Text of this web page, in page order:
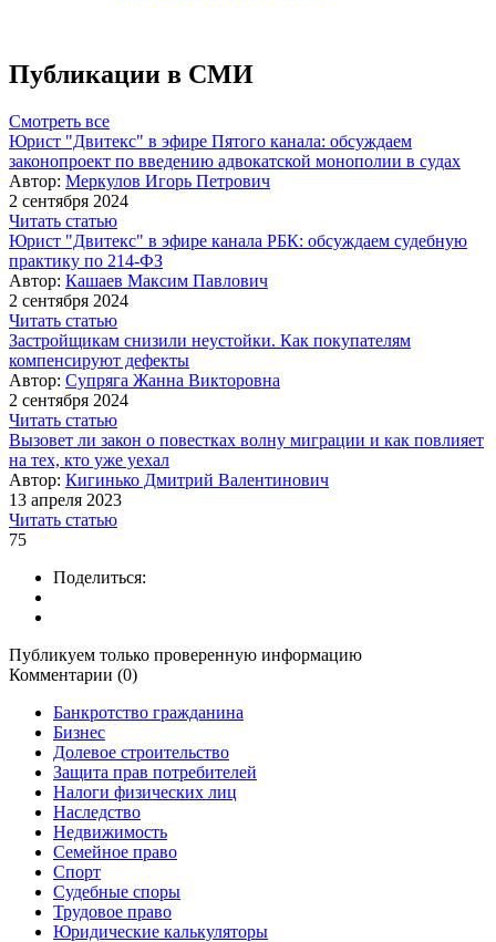
Публикации в СМИ
Смотреть все
Юрист "Двитекс" в эфире Пятого канала: обсуждаем
законопроект по введению адвокатской монополии в судах
Автор: Меркулов Игорь Петрович
2 сентября 2024
Читать статью
Юрист "Двитекс" в эфире канала РБК: обсуждаем судебную
практику по 214-ФЗ
Автор: Кашаев Максим Павлович
2 сентября 2024
Читать статью
Застройщикам снизили неустойки. Как покупателям
компенсируют дефекты
Автор: Супряга Жанна Викторовна
2 сентября 2024
Читать статью
Вызовет ли закон о повестках волну миграции и как повлияет
на тех, кто уже уехал
Автор: Кигинько Дмитрий Валентинович
13 апреля 2023
Читать статью
75
Поделиться:
Публикуем только проверенную информацию
Комментарии (0)
Банкротство гражданина
Бизнес
Долевое строительство
Защита прав потребителей
Налоги физических лиц
Наследство
Недвижимость
Семейное право
Спорт
Судебные споры
Трудовое право
Юридические калькуляторы